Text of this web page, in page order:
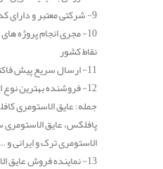
9- شرکتی معتبر و دارای کد ثبتی
10- مجری انجام پروژه
نقاط کشور
11- ارسال سریع پیش فاکتور برای مشتریان گرامی
12- فروشنده بهترین نوع
جمله: عایق الاستومری
پافلکس، عایق
الاستومری ترک و ایرانی و …
13- نماینده فروش عایق الاستومری سانا در کشور